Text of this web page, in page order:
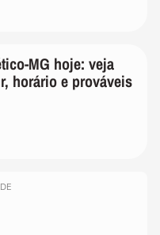
MG hoje: veja
horário e prováveis